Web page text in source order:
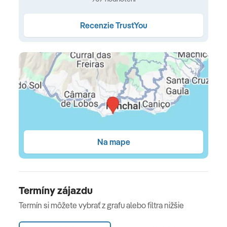
Ubytovanie Vám ponúka:
Nefajčiarske zariadenie, Fajčiarov
Check-in čase od 14:00
Čas 12:00 check-out
Recepcia: Jazyky: nemčina, angličtina, španielčina,
francúzština
výťah
Recenzie TrustYou
Na mape
Termíny zájazdu
Termín si môžete vybrať z grafu alebo filtra nižšie